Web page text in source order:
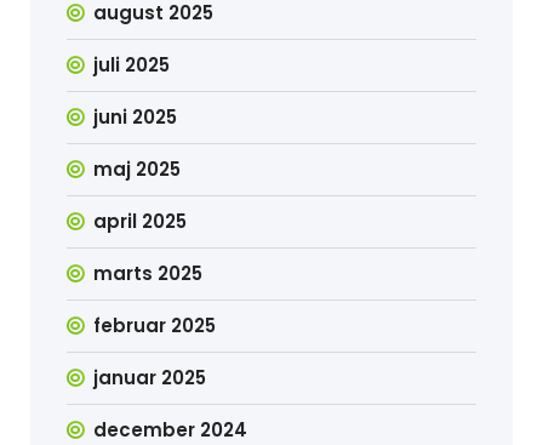
august 2025
juli 2025
juni 2025
maj 2025
april 2025
marts 2025
februar 2025
januar 2025
december 2024